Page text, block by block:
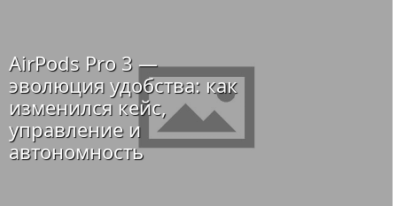
AirPods Pro 3 —
эволюция удобства: как
изменился кейс,
управление и
автономность